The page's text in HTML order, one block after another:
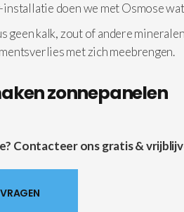
installatie doen we met Osmose
geen kalk, zout of andere
met zich meebrengen.
zonnepanelen
Contacteer ons gratis &